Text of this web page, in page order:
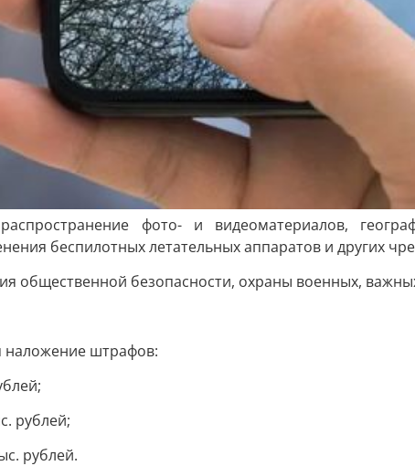
фото- и видеоматериалов,
беспилотных летательных аппаратов и других
общественной безопасности, охраны военных,
наложение штрафов:
рублей;
рублей.